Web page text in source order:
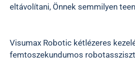
eltávolítani, Önnek semmilyen
Visumax Robotic kétlézeres
femtoszekundumos